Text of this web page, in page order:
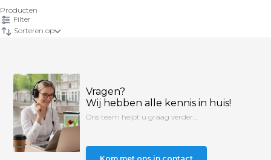
Producten
Filter
Sorteren op
Vragen?
Wij hebben alle kennis in huis!
Ons team helpt u graag verder...
Kom met ons in contact